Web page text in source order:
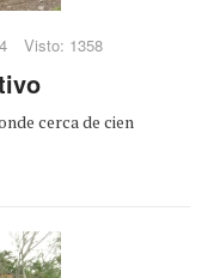
Visto: 1358
cerca de cien